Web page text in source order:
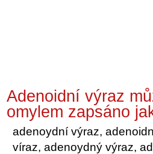
Adenoidní výraz
omylem zapsáno
adenoydní výraz,
víraz, adenoydný výraz,